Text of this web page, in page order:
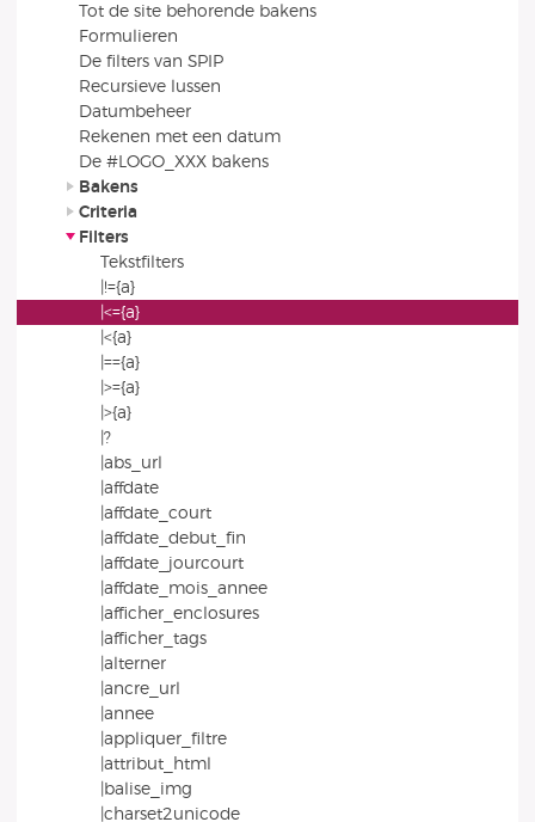
Tot de site behorende bakens
Formulieren
De filters van SPIP
Recursieve lussen
Datumbeheer
Rekenen met een datum
De #LOGO_XXX bakens
Bakens
Criteria
Filters
Tekstfilters
|!={a}
|<={a}
|<{a}
|=={a}
|>={a}
|>{a}
|?
|abs_url
|affdate
|affdate_court
|affdate_debut_fin
|affdate_jourcourt
|affdate_mois_annee
|afficher_enclosures
|afficher_tags
|alterner
|ancre_url
|annee
|appliquer_filtre
|attribut_html
|balise_img
|charset2unicode